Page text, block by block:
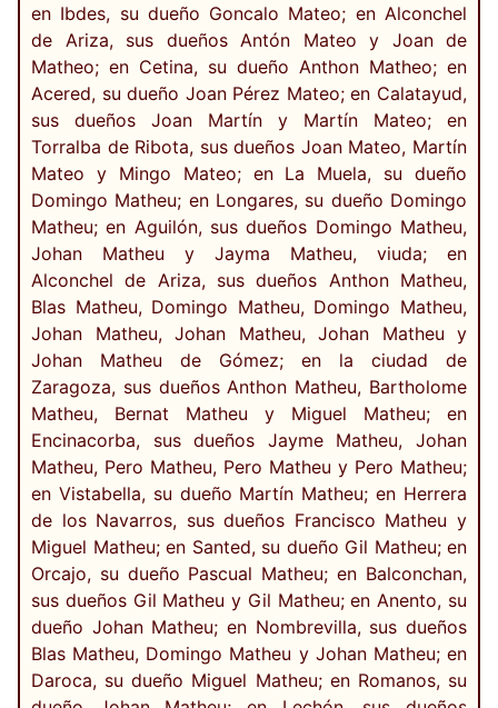
en Ibdes, su dueño Goncalo Mateo; en Alconchel
de Ariza, sus dueños Antón Mateo y Joan de
Matheo; en Cetina, su dueño Anthon Matheo; en
Acered, su dueño Joan Pérez Mateo; en Calatayud,
sus dueños Joan Martín y Martín Mateo; en
Torralba de Ribota, sus dueños Joan Mateo, Martín
Mateo y Mingo Mateo; en La Muela, su dueño
Domingo Matheu; en Longares, su dueño Domingo
Matheu; en Aguilón, sus dueños Domingo Matheu,
Johan Matheu y Jayma Matheu, viuda; en
Alconchel de Ariza, sus dueños Anthon Matheu,
Blas Matheu, Domingo Matheu, Domingo Matheu,
Johan Matheu, Johan Matheu, Johan Matheu y
Johan Matheu de Gómez; en la ciudad de
Zaragoza, sus dueños Anthon Matheu, Bartholome
Matheu, Bernat Matheu y Miguel Matheu; en
Encinacorba, sus dueños Jayme Matheu, Johan
Matheu, Pero Matheu, Pero Matheu y Pero Matheu;
en Vistabella, su dueño Martín Matheu; en Herrera
de los Navarros, sus dueños Francisco Matheu y
Miguel Matheu; en Santed, su dueño Gil Matheu; en
Orcajo, su dueño Pascual Matheu; en Balconchan,
sus dueños Gil Matheu y Gil Matheu; en Anento, su
dueño Johan Matheu; en Nombrevilla, sus dueños
Blas Matheu, Domingo Matheu y Johan Matheu; en
Daroca, su dueño Miguel Matheu; en Romanos, su